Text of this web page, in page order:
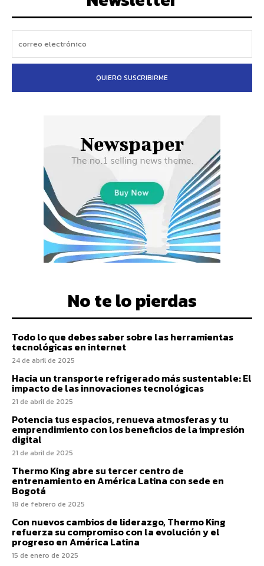
QUIERO SUSCRIBIRME
No te lo pierdas
Todo lo que debes saber sobre las herramientas
tecnológicas en internet
24 de abril de 2025
Hacia un transporte refrigerado más sustentable: El
impacto de las innovaciones tecnológicas
21 de abril de 2025
Potencia tus espacios, renueva atmosferas y tu
emprendimiento con los beneficios de la impresión
digital
21 de abril de 2025
Thermo King abre su tercer centro de
entrenamiento en América Latina con sede en
Bogotá
18 de febrero de 2025
Con nuevos cambios de liderazgo, Thermo King
refuerza su compromiso con la evolución y el
progreso en América Latina
15 de enero de 2025